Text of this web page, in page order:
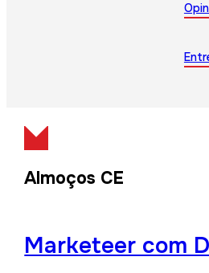
Almoços CE
Marketeer com